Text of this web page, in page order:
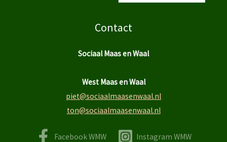
Contact
Sociaal Maas en Waal
West Maas en Waal
piet@sociaalmaasenwaal.nl
ton@sociaalmaasenwaal.nl
Facebook WMW Instagram WMW